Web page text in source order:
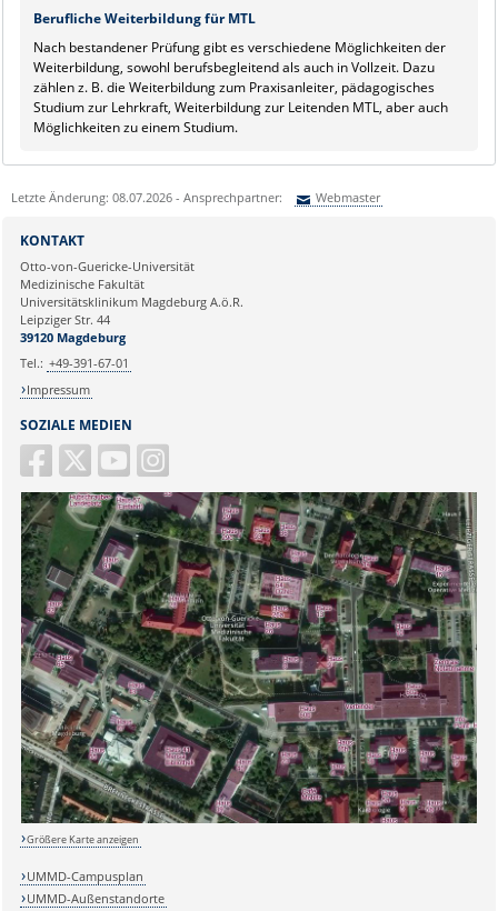
Berufliche Weiterbildung für MTL
Nach bestandener Prüfung gibt es verschiedene Möglichkeiten der
Weiterbildung, sowohl berufsbegleitend als auch in Vollzeit. Dazu
zählen z. B. die Weiterbildung zum Praxisanleiter, pädagogisches
Studium zur Lehrkraft, Weiterbildung zur Leitenden MTL, aber auch
Möglichkeiten zu einem Studium.
Letzte Änderung: 08.07.2026 - Ansprechpartner: Webmaster
Ihre E-Mailadresse:
Ihr Anliegen:
Sicherheitsabfrage:
SOZIALE MEDIEN
KONTAKT
Otto-von-Guericke-Universität
Medizinische Fakultät
Universitätsklinikum Magdeburg A.ö.R.
Leipziger Str. 44
39120 Magdeburg
Tel.: +49-391-67-01
Impressum
Größere Karte anzeigen
UMMD-Campusplan
UMMD-Außenstandorte